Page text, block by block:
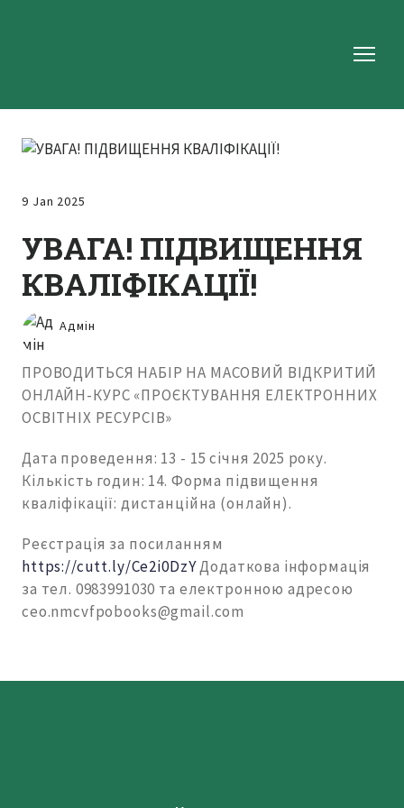
9 Jan 2025
УВАГА! ПІДВИЩЕННЯ
КВАЛІФІКАЦІЇ!
Адмін
ПРОВОДИТЬСЯ НАБІР НА МАСОВИЙ ВІДКРИТИЙ
ОНЛАЙН-КУРС «ПРОЄКТУВАННЯ ЕЛЕКТРОННИХ
ОСВІТНІХ РЕСУРСІВ»
Дата проведення: 13 - 15 січня 2025 року.
Кількість годин: 14. Форма підвищення
кваліфікації: дистанційна (онлайн).
Реєстрація за посиланням
https://cutt.ly/Ce2i0DzYДодаткова інформація
за тел. 0983991030 та електронною адресою
ceo.nmcvfpobooks@gmail.com